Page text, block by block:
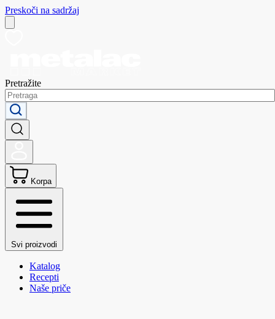
Preskoči na sadržaj
Pretražite
Korpa
Svi proizvodi
Katalog
Recepti
Naše priče